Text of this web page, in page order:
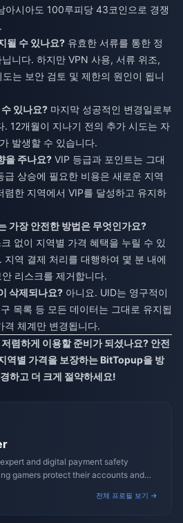
아시아도 100루피당 43코인으로 경쟁
될 수 있나요? 유효한 서류를 통한 정
니다. 하지만 VPN 사용, 서류 위조,
는 보안 검토 및 제한의 원인이 됩니
있나요? 마지막 성공적인 변경일로부
. 12개월이 지나기 전의 추가 시도는 자
발생할 수 있습니다.
을 주나요? VIP 등급과 포인트는 그대
급 상승에 필요한 비용은 새로운 지역
렴한 지역에서 VIP를 달성하고 유지하
가장 안전한 방법은 무엇인가요?
없이 지역별 가격 혜택을 누릴 수 있
역 결제 처리를 대행하여 몇 분 내에
리스크를 제거합니다.
삭제되나요? 아니요. UID는 영구적이
목록 등 모든 데이터는 그대로 유지됩
격 체계만 변경됩니다.
렴하게 이용할 준비가 되셨나요? 안전
역별 가격을 보장하는 BitTopup을 방
하고 더 크게 절약하세요!
and digital payment safety
gamers protect their accounts and
전체 프로필 보기 →